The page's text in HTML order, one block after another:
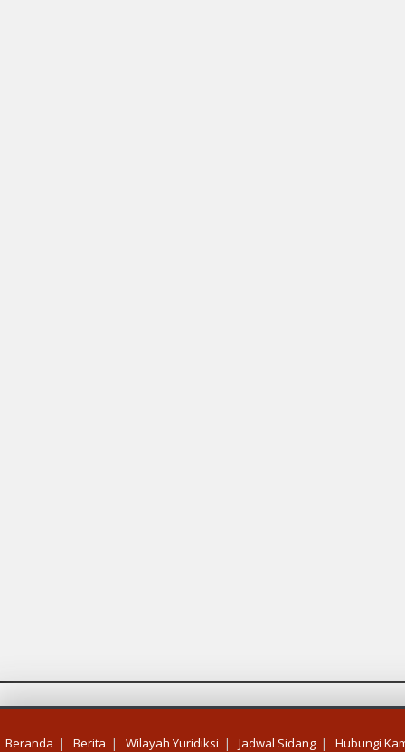
Beranda | Berita | Wilayah Yuridiksi | Jadwal Sidang | Hubungi